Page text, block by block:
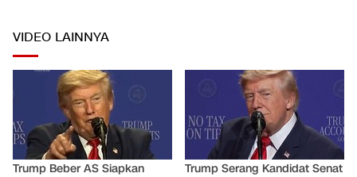
VIDEO LAINNYA
Trump Beber AS Siapkan
Trump Serang Kandidat Senat